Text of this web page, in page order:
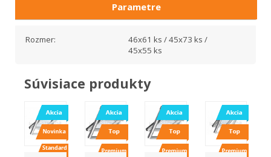
Parametre
Rozmer:
46x61 ks / 45x73 ks /
45x55 ks
Súvisiace produkty